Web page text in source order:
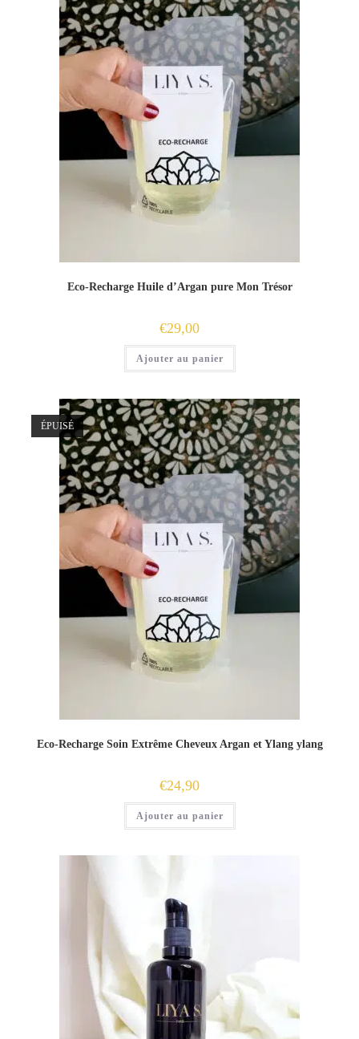
Eco-Recharge Huile d’Argan pure Mon Trésor
€29,00
Ajouter au panier
ÉPUISÉ
Eco-Recharge Soin Extrême Cheveux Argan et Ylang ylang
€24,90
Ajouter au panier